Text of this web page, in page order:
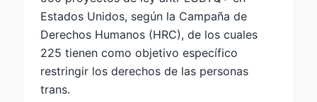
Estados Unidos, según la Campaña de
Derechos Humanos (HRC), de los cuales
225 tienen como objetivo específico
restringir los derechos de las personas
trans.